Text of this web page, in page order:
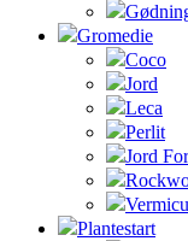
Gromedie
Coco
Jord
Leca
Perlit
Jord
Plantestart